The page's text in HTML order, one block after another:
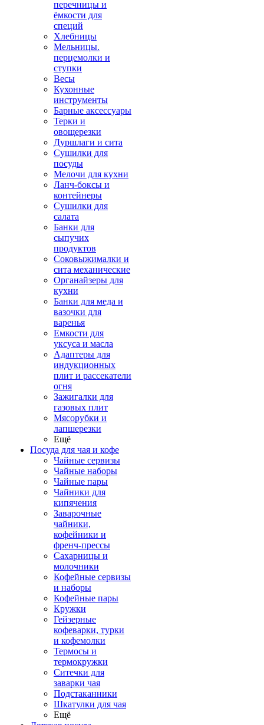
перечницы и
ёмкости для
специй
Хлебницы
Мельницы.
перцемолки и
ступки
Весы
Кухонные
инструменты
Барные аксессуары
Терки и
овощерезки
Дуршлаги и сита
Сушилки для
посуды
Мелочи для кухни
Ланч-боксы и
контейнеры
Сушилки для
салата
Банки для
сыпучих
продуктов
Соковыжималки и
сита механические
Органайзеры для
кухни
Банки для меда и
вазочки для
варенья
Емкости для
уксуса и масла
Адаптеры для
индукционных
плит и рассекатели
огня
Зажигалки для
газовых плит
Мясорубки и
лапшерезки
Ещё
Посуда для чая и кофе
Чайные сервизы
Чайные наборы
Чайные пары
Чайники для
кипячения
Заварочные
чайники,
кофейники и
френч-прессы
Сахарницы и
молочники
Кофейные сервизы
и наборы
Кофейные пары
Кружки
Гейзерные
кофеварки, турки
и кофемолки
Термосы и
термокружки
Ситечки для
заварки чая
Подстаканники
Шкатулки для чая
Ещё